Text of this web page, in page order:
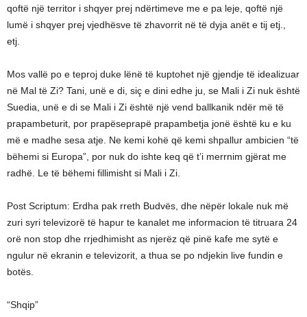
qoftë një territor i shqyer prej ndërtimeve me e pa leje, qoftë një
lumë i shqyer prej vjedhësve të zhavorrit në të dyja anët e tij etj.,
etj.
Mos vallë po e teproj duke lënë të kuptohet një gjendje të idealizuar
në Mal të Zi? Tani, unë e di, siç e dini edhe ju, se Mali i Zi nuk është
Suedia, unë e di se Mali i Zi është një vend ballkanik ndër më të
prapambeturit, por prapëseprapë prapambetja jonë është ku e ku
më e madhe sesa atje. Ne kemi kohë që kemi shpallur ambicien “të
bëhemi si Europa”, por nuk do ishte keq që t’i merrnim gjërat me
radhë. Le të bëhemi fillimisht si Mali i Zi.
Post Scriptum: Erdha pak rreth Budvës, dhe nëpër lokale nuk më
zuri syri televizorë të hapur te kanalet me informacion të titruara 24
orë non stop dhe rrjedhimisht as njerëz që pinë kafe me sytë e
ngulur në ekranin e televizorit, a thua se po ndjekin live fundin e
botës.
“Shqip”